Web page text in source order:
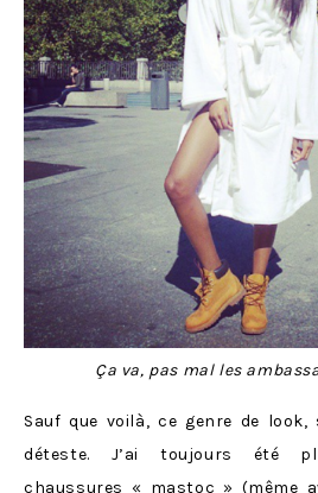
Ça va, pas mal les
Sauf que voilà, ce genre de
déteste. J’ai toujours été
chaussures « mastoc » (même